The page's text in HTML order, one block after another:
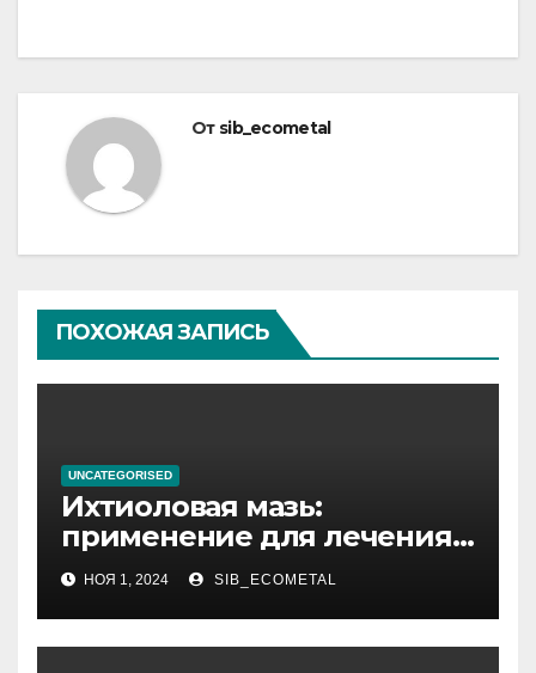
От sib_ecometal
ПОХОЖАЯ ЗАПИСЬ
UNCATEGORISED
Ихтиоловая мазь:
применение для лечения
фурункулов
НОЯ 1, 2024 SIB_ECOMETAL